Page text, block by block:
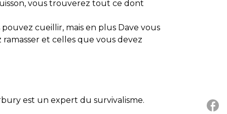
vous trouverez tout ce dont
cueillir, mais en plus Dave vous
et celles que vous devez
est un expert du survivalisme.